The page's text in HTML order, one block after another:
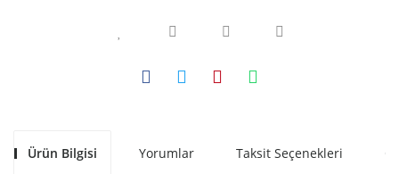
Ürün Bilgisi Yorumlar Taksit Seçenekleri